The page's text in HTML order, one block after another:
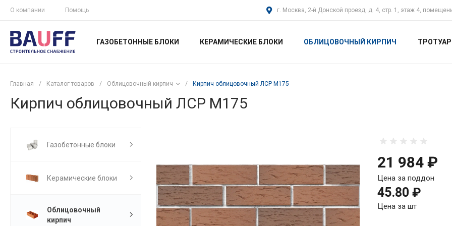
О компании Помощь г. Москва, 2-й Донской проезд, д. 4, стр. 1, этаж 4,
ГАЗОБЕТОННЫЕ БЛОКИ КЕРАМИЧЕСКИЕ БЛОКИ ОБЛИЦОВОЧНЫЙ КИРПИЧ
Главная / Каталог товаров / Облицовочный кирпич / Кирпич облицовочный ЛСР М175
Кирпич облицовочный ЛСР М175
Газобетонные блоки
Керамические блоки
Облицовочный
кирпич
21 984 ₽
Цена за поддон
45.80 ₽
Цена за шт